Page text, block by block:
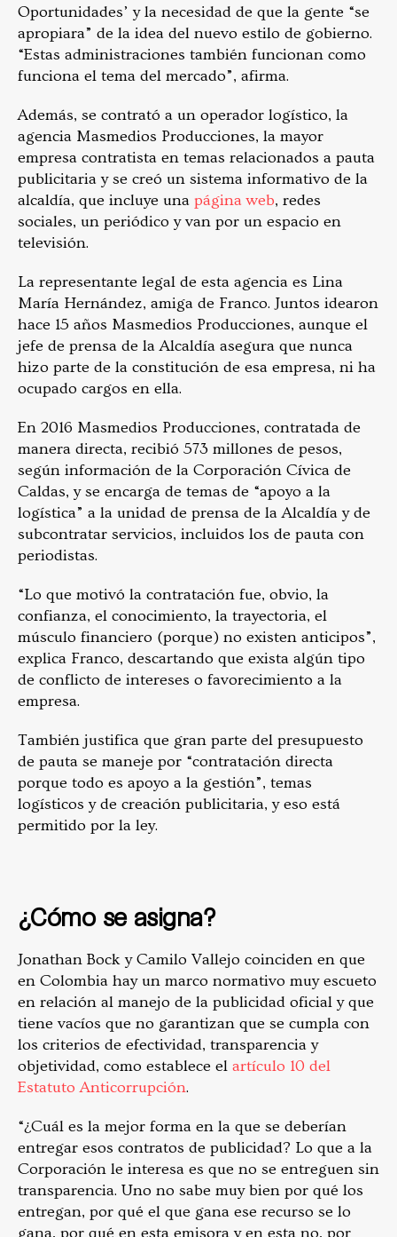
Oportunidades’ y la necesidad de que la gente “se
apropiara” de la idea del nuevo estilo de gobierno.
“Estas administraciones también funcionan como
funciona el tema del mercado”, afirma.
Además, se contrató a un operador logístico, la
agencia Masmedios Producciones, la mayor
empresa contratista en temas relacionados a pauta
publicitaria y se creó un sistema informativo de la
alcaldía, que incluye una página web, redes
sociales, un periódico y van por un espacio en
televisión.
La representante legal de esta agencia es Lina
María Hernández, amiga de Franco. Juntos idearon
hace 15 años Masmedios Producciones, aunque el
jefe de prensa de la Alcaldía asegura que nunca
hizo parte de la constitución de esa empresa, ni ha
ocupado cargos en ella.
En 2016 Masmedios Producciones, contratada de
manera directa, recibió 573 millones de pesos,
según información de la Corporación Cívica de
Caldas, y se encarga de temas de “apoyo a la
logística” a la unidad de prensa de la Alcaldía y de
subcontratar servicios, incluidos los de pauta con
periodistas.
“Lo que motivó la contratación fue, obvio, la
confianza, el conocimiento, la trayectoria, el
músculo financiero (porque) no existen anticipos”,
explica Franco, descartando que exista algún tipo
de conflicto de intereses o favorecimiento a la
empresa.
También justifica que gran parte del presupuesto
de pauta se maneje por “contratación directa
porque todo es apoyo a la gestión”, temas
logísticos y de creación publicitaria, y eso está
permitido por la ley.
¿Cómo se asigna?
Jonathan Bock y Camilo Vallejo coinciden en que
en Colombia hay un marco normativo muy escueto
en relación al manejo de la publicidad oficial y que
tiene vacíos que no garantizan que se cumpla con
los criterios de efectividad, transparencia y
objetividad, como establece el artículo 10 del
Estatuto Anticorrupción.
“¿Cuál es la mejor forma en la que se deberían
entregar esos contratos de publicidad? Lo que a la
Corporación le interesa es que no se entreguen sin
transparencia. Uno no sabe muy bien por qué los
entregan, por qué el que gana ese recurso se lo
gana, por qué en esta emisora y en esta no, por